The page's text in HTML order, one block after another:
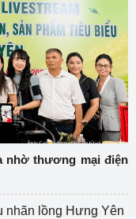
nhờ thương mại điện
nhãn lồng Hưng Yên